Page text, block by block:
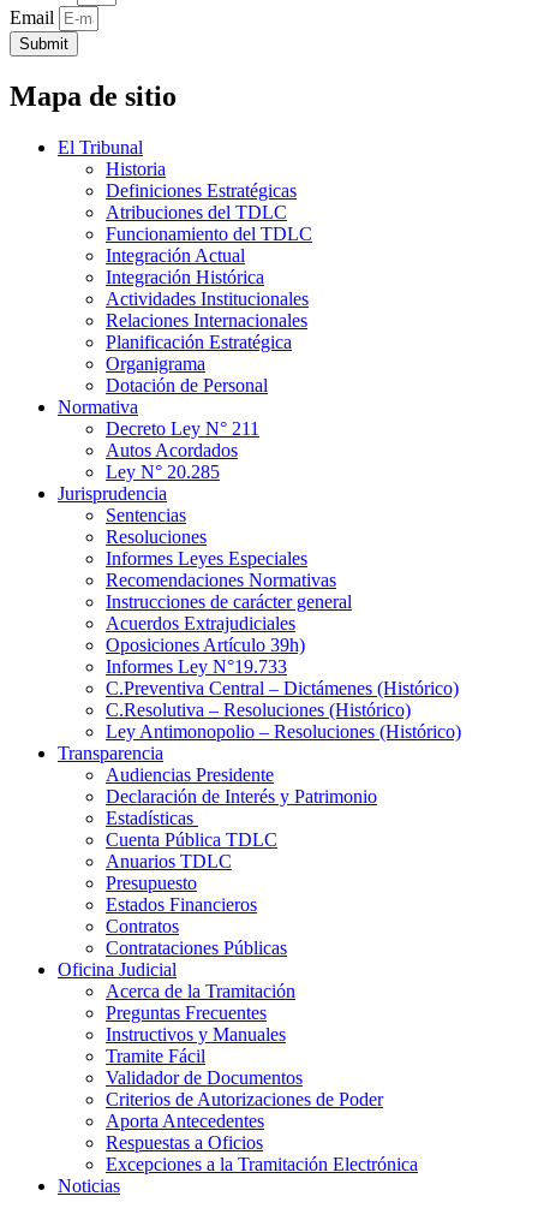
Email
Submit
Mapa de sitio
El Tribunal
Historia
Definiciones Estratégicas
Atribuciones del TDLC
Funcionamiento del TDLC
Integración Actual
Integración Histórica
Actividades Institucionales
Relaciones Internacionales
Planificación Estratégica
Organigrama
Dotación de Personal
Normativa
Decreto Ley N° 211
Autos Acordados
Ley N° 20.285
Jurisprudencia
Sentencias
Resoluciones
Informes Leyes Especiales
Recomendaciones Normativas
Instrucciones de carácter general
Acuerdos Extrajudiciales
Oposiciones Artículo 39h)
Informes Ley N°19.733
C.Preventiva Central – Dictámenes (Histórico)
C.Resolutiva – Resoluciones (Histórico)
Ley Antimonopolio – Resoluciones (Histórico)
Transparencia
Audiencias Presidente
Declaración de Interés y Patrimonio
Estadísticas
Cuenta Pública TDLC
Anuarios TDLC
Presupuesto
Estados Financieros
Contratos
Contrataciones Públicas
Oficina Judicial
Acerca de la Tramitación
Preguntas Frecuentes
Instructivos y Manuales
Tramite Fácil
Validador de Documentos
Criterios de Autorizaciones de Poder
Aporta Antecedentes
Respuestas a Oficios
Excepciones a la Tramitación Electrónica
Noticias